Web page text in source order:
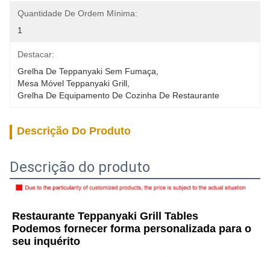
Quantidade De Ordem Mínima:
1
Destacar:
Grelha De Teppanyaki Sem Fumaça
Mesa Móvel Teppanyaki Grill
Grelha De Equipamento De Cozinha De Restaurante
Descrição Do Produto
Descrição do produto
Restaurante Teppanyaki Grill Tables
Podemos fornecer forma personalizada para o
seu inquérito